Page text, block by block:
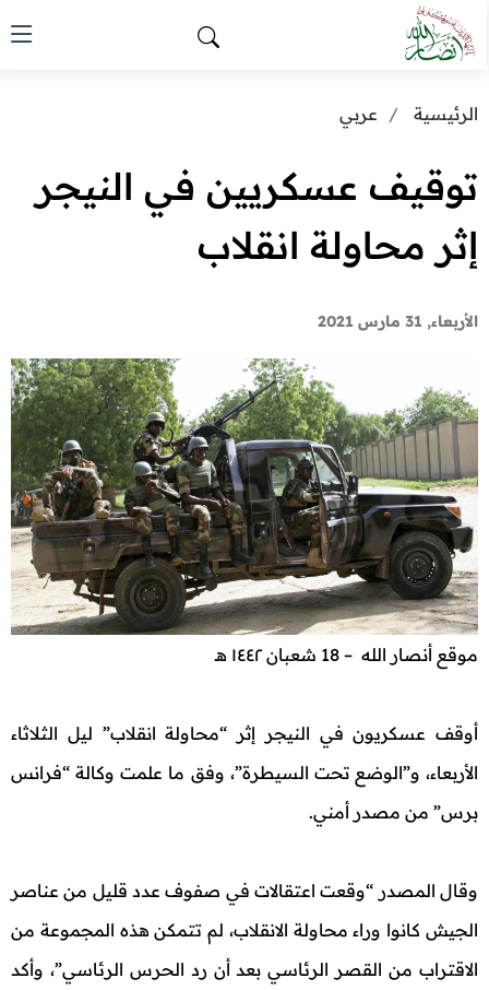
الرئيسية عربي
توقيف عسكريين في النيجر
إثر محاولة انقلاب
الأربعاء, 31 مارس 2021
موقع أنصار الله – 18 شعبان ١٤٤٢ هـ
أوقف عسكريون في النيجر إثر “محاولة انقلاب” ليل الثلاثاء
الأربعاء، و”الوضع تحت السيطرة”، وفق ما علمت وكالة “فرانس
برس” من مصدر أمني.
وقال المصدر “وقعت اعتقالات في صفوف عدد قليل من عناصر
الجيش كانوا وراء محاولة الانقلاب، لم تتمكن هذه المجموعة من
الاقتراب من القصر الرئاسي بعد أن رد الحرس الرئاسي”، وأكد